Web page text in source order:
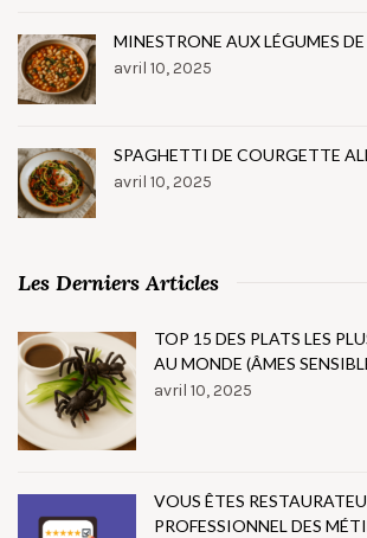
MINESTRONE AUX LÉGUMES
avril 10, 2025
SPAGHETTI DE COURGETTE
avril 10, 2025
Les Derniers Articles
TOP 15 DES PLATS LES
AU MONDE (ÂMES
avril 10, 2025
VOUS ÊTES
PROFESSIONNEL DES